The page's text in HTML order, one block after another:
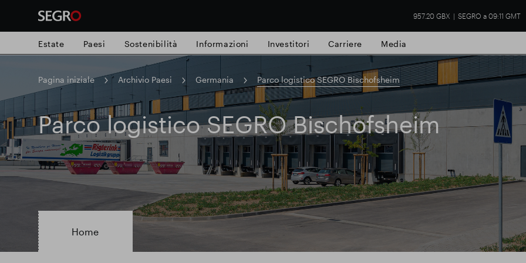
957.20 GBX SEGRO a 09:11 GMT
Submit
search
Search
for
Ricerca popolare
Responsabile SEGRO Slough proprietà commerciale Risultati finanziari
Estate Paesi Sostenibilità Informazioni Investitori Carriere Media
Pagina iniziale Archivio Paesi Germania Parco logistico SEGRO Bischofsheim
Parco logistico SEGRO Bischofsheim
Home